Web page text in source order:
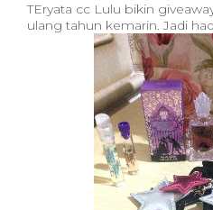
TEryata cc Lulu bikin
ulang tahun kemarin. Jadi